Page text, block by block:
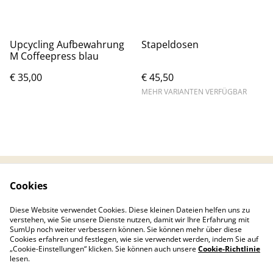
Upcycling Aufbewahrung
M Coffeepress blau
€ 35,00
Stapeldosen
€ 45,50
MEHR VARIANTEN VERFÜGBAR
Kontaktieren Sie uns
Datenschutzbestimm
ungen von SumUp
Cookie-Richtlinie
Cookies
Diese Website verwendet Cookies. Diese kleinen Dateien helfen uns zu
verstehen, wie Sie unsere Dienste nutzen, damit wir Ihre Erfahrung mit
SumUp noch weiter verbessern können. Sie können mehr über diese
Cookies erfahren und festlegen, wie sie verwendet werden, indem Sie auf
„Cookie-Einstellungen“ klicken. Sie können auch unsereCookie-Richtlinie
lesen.